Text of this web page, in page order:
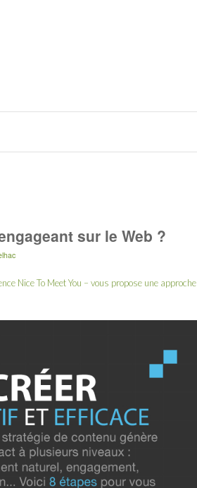
sur le Web ?
Nice To Meet You – vous propose une approche